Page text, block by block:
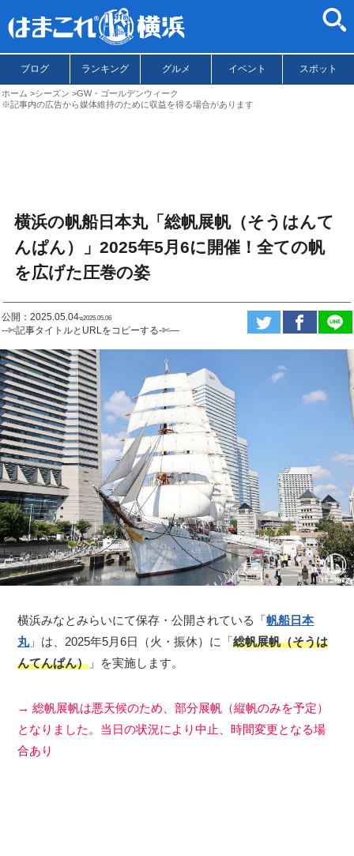
ブログ ランキング グルメ イベント スポット
ホーム シーズン
GW・ゴールデンウィーク
※記事内の広告から媒体維持のために収益を得る場合があります
横浜の帆船日本丸「総帆展帆（そうはんて
んぱん）」2025年5月6に開催！全ての帆
を広げた圧巻の姿
公開：2025.05.04ಇ2025.05.06
--✄記事タイトルとURLをコピーする-✄—
横浜みなとみらいにて保存・公開されている「帆船日本
丸」は、2025年5月6日（火・振休）に「総帆展帆（そうは
んてんぱん） 」を実施します。
→ 総帆展帆は悪天候のため、部分展帆（縦帆のみを予定）
となりました。当日の状況により中止、時間変更となる場
合あり